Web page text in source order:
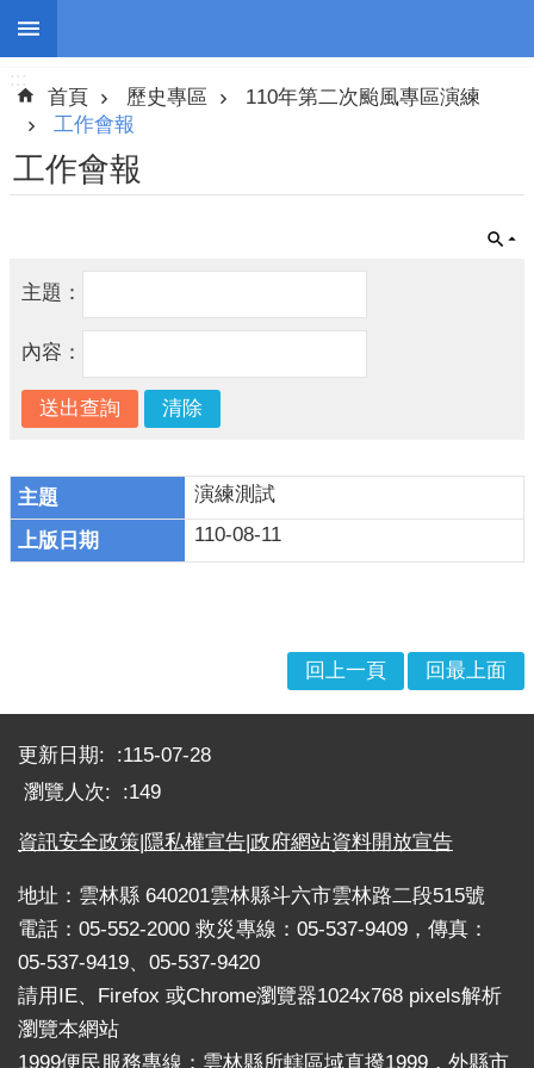
跳到主要內容區塊
進
階
搜
班
課
災
聞
警
戒
收
容
捐
募
及
災
害
救
助
資
:::
首頁 歷史專區
110年第二次颱風專區演練
工作會報
工作會報
主題：
內容：
演練測試
110-08-11
回上一頁 回最上面
更新日期:
115-07-28
瀏覽人次:
149
資訊安全政策|隱私權宣告|政府網站資料開放宣告
地址：雲林縣 640201雲林縣斗六市雲林路二段515號
電話：05-552-2000 救災專線：05-537-9409，傳真：
05-537-9419、05-537-9420
請用IE、Firefox 或Chrome瀏覽器1024x768 pixels解析
瀏覽本網站
1999便民服務專線：雲林縣所轄區域直撥1999，外縣市